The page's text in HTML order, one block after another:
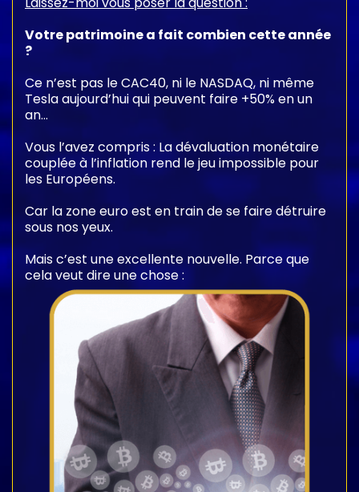
Votre patrimoine a fait combien cette année
?
Ce n’est pas le CAC40, ni le NASDAQ, ni même
Tesla aujourd’hui qui peuvent faire +50% en un
an…
Vous l’avez compris : La dévaluation monétaire
couplée à l’inflation rend le jeu impossible pour
les Européens.
Car la zone euro est en train de se faire détruire
sous nos yeux.
Mais c’est une excellente nouvelle. Parce que
cela veut dire une chose :